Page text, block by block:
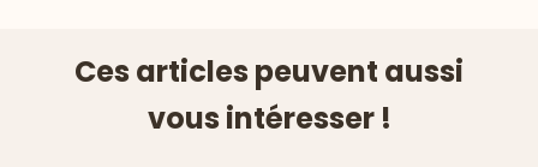
Ces articles peuvent aussi
vous intéresser !